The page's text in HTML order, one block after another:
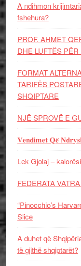
A ndihmon
fshehura?
PROF. AHMET
DHE LUFTЁS PЁR
FORMAT
TARIFËS
SHQIPTARE
NJË SPROVË E
𝐕𝐞𝐧𝐝𝐢𝐦𝐞𝐭 𝐐𝐞̈
Lek Gjolaj –
FEDERATA
“Pinocchio’s
Slice
A duhet që
të gjithë shqiptarët?